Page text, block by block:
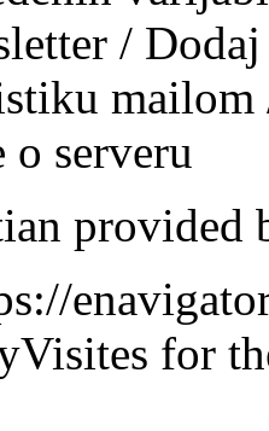
/
serveru
provided
for